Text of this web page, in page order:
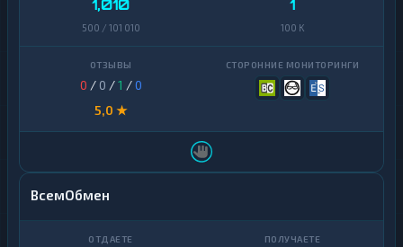
1,010
500 / 101 010
1
100 K
0 / 0 /1 /0
5,0 ★
ВсемОбмен